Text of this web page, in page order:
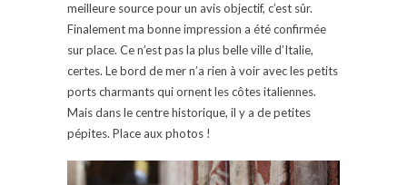
meilleure source pour un avis objectif, c’est sûr.
Finalement ma bonne impression a été confirmée
sur place. Ce n’est pas la plus belle ville d’Italie,
certes. Le bord de mer n’a rien à voir avec les petits
ports charmants qui ornent les côtes italiennes.
Mais dans le centre historique, il y a de petites
pépites. Place aux photos !